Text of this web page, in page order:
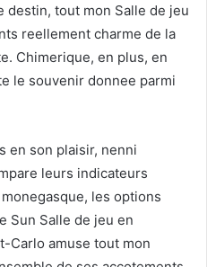
destin, tout mon Salle de jeu
reellement charme de la
Chimerique, en plus, en
le souvenir donnee parmi
en son plaisir, nenni
leurs indicateurs
les options
Sun Salle de jeu en
Carlo amuse tout mon